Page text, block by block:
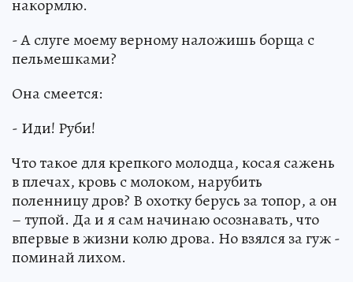
накормлю.
- А слуге моему верному наложишь борща с
пельмешками?
Она смеется:
- Иди! Руби!
Что такое для крепкого молодца, косая сажень
в плечах, кровь с молоком, нарубить
поленницу дров? В охотку берусь за топор, а он
– тупой. Да и я сам начинаю осознавать, что
впервые в жизни колю дрова. Но взялся за гуж -
поминай лихом.